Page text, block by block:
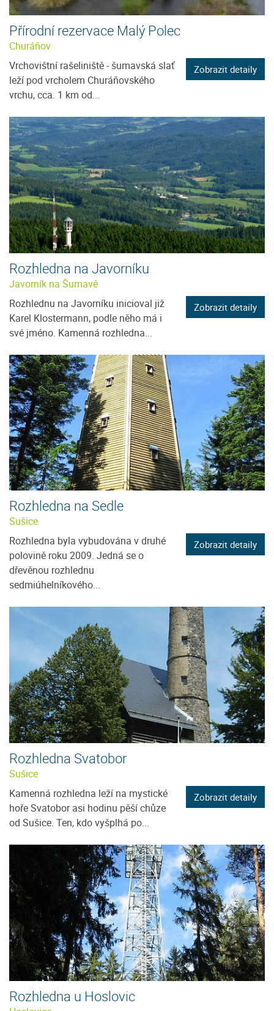
Přírodní rezervace Malý Polec
Churáňov
Vrchovištní rašeliniště - šumavská slať
leží pod vrcholem Churáňovského
vrchu, cca. 1 km od...
Zobrazit detaily
Rozhledna na Javorníku
Javorník na Šumavě
Rozhlednu na Javorníku inicioval již
Karel Klostermann, podle něho má i
své jméno. Kamenná rozhledna...
Zobrazit detaily
Rozhledna na Sedle
Sušice
Rozhledna byla vybudována v druhé
polovině roku 2009. Jedná se o
dřevěnou rozhlednu
sedmiúhelníkového...
Zobrazit detaily
Rozhledna Svatobor
Sušice
Kamenná rozhledna leží na mystické
hoře Svatobor asi hodinu pěší chůze
od Sušice. Ten, kdo vyšplhá po...
Zobrazit detaily
Rozhledna u Hoslovic